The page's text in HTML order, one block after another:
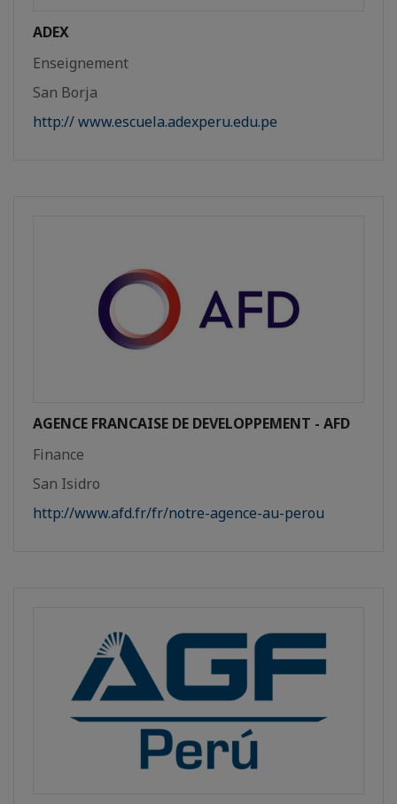
ADEX
Enseignement
San Borja
http:// www.escuela.adexperu.edu.pe
AGENCE FRANCAISE DE DEVELOPPEMENT - AFD
Finance
San Isidro
http://www.afd.fr/fr/notre-agence-au-perou